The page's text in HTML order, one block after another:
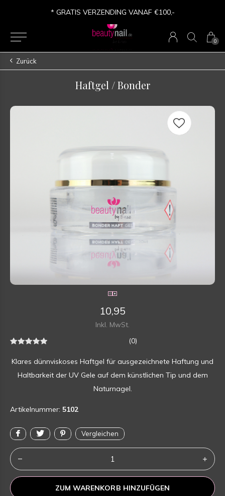
0
* VERSANDKOSTEN FREI AB €100,-
Zurück
Haftgel / Bonder
10,95
Inkl. MwSt.
(0)
Klares dünnviskoses Haftgel für ausgezeichnete Haftung und
Haltbarkeit der UV Gele auf dem künstlichen Tip und dem
Naturnagel.
Artikelnummer: 5102
Vergleichen
ZUM WARENKORB HINZUFÜGEN